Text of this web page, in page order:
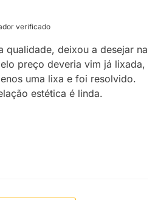
verificado
qualidade, deixou a desejar na
preço deveria vim já lixada,
uma lixa e foi resolvido.
estética é linda.